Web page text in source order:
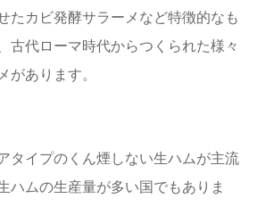
たカビ発酵サラーメなど特徴的なも
古代ローマ時代からつくられた様々
があります。
タイプのくん煙しない生ハムが主流
ハムの生産量が多い国でもありま